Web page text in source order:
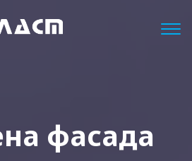
фасада